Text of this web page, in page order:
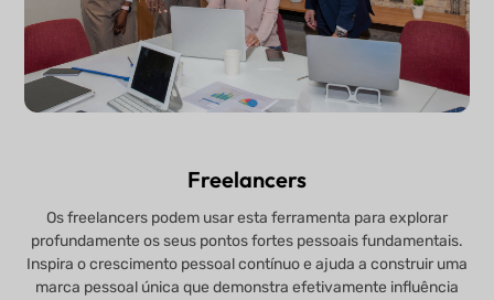
Freelancers
Os freelancers podem usar esta ferramenta para explorar
profundamente os seus pontos fortes pessoais fundamentais.
Inspira o crescimento pessoal contínuo e ajuda a construir uma
marca pessoal única que demonstra efetivamente influência